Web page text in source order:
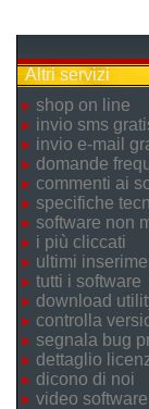
Altri servizi
shop on line
invio sms
invio e-mail
domande
commenti ai
specifiche
software non
i più cliccati
ultimi
tutti i software
download
controlla
segnala bug
dettaglio
dicono di noi
video software